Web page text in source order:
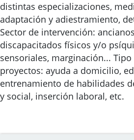
distintas especializaciones,
adaptación y adiestramiento,
Sector de intervención:
discapacitados físicos y/o
sensoriales, marginación...
proyectos: ayuda a domicilio,
entrenamiento de habilidades
y social, inserción laboral, etc.